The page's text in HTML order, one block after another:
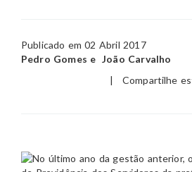
Publicado em 02 Abril 2017
Pedro Gomes e João Carvalho
|Compartilhe